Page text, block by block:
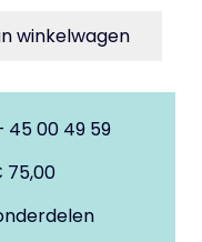
winkelwagen
45 00 49 59
75,00